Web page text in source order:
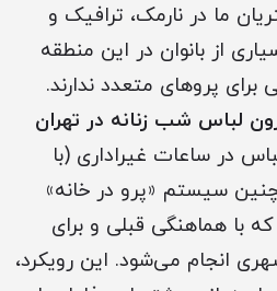
ما در نارمک، ترافیک و
از بانوان در این منطقه
پروهای متعدد ندارند.
لباس شب زنانه در تهران
در ساعات غیراداری (با
سیستم «پرو در خانه»
با هماهنگی قبلی و برای
انجام می‌شود. این رویکرد،